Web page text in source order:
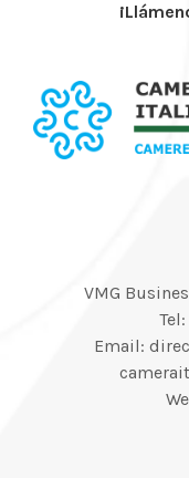
VMG
Email: